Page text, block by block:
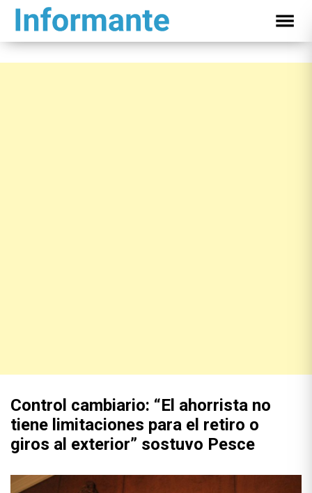
Control cambiario: “El ahorrista no
tiene limitaciones para el retiro o
giros al exterior” sostuvo Pesce